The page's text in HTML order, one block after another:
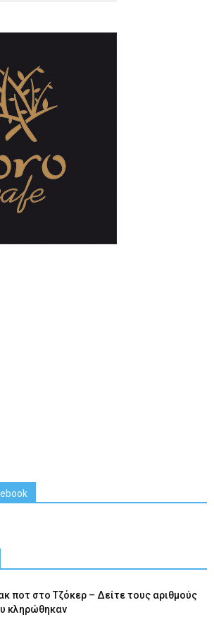
ποτ στο Τζόκερ – Δείτε τους αριθμούς
κληρώθηκαν